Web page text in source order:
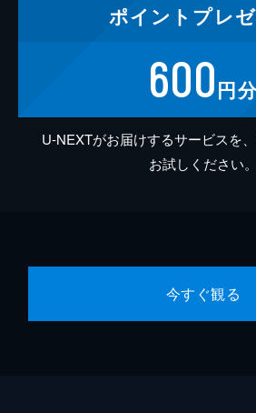
ポイント プレ
600円
U-NEXTがお届けするサービスを
お試しください。
今すぐ観る